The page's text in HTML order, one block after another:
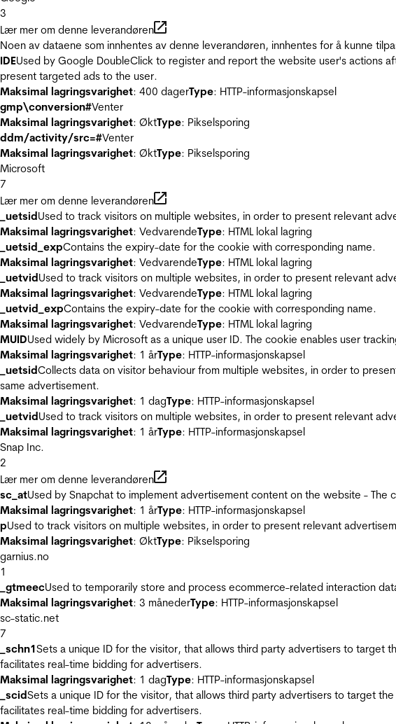
3
Lær mer om denne leverandøren
Noen av dataene som innhentes av denne leverandøren, innhentes for å kunne
IDEUsed by Google DoubleClick to register and report the website user's actions
present targeted ads to the user.
Maksimal lagringsvarighet: 400 dagerType: HTTP-informasjonskapsel
gmp\conversion#Venter
Maksimal lagringsvarighet: ØktType: Pikselsporing
ddm/activity/src=#Venter
Maksimal lagringsvarighet: ØktType: Pikselsporing
Microsoft
7
Lær mer om denne leverandøren
_uetsidUsed to track visitors on multiple websites, in order to present relevant
Maksimal lagringsvarighet: VedvarendeType: HTML lokal lagring
_uetsid_expContains the expiry-date for the cookie with corresponding name.
Maksimal lagringsvarighet: VedvarendeType: HTML lokal lagring
_uetvidUsed to track visitors on multiple websites, in order to present relevant
Maksimal lagringsvarighet: VedvarendeType: HTML lokal lagring
_uetvid_expContains the expiry-date for the cookie with corresponding name.
Maksimal lagringsvarighet: VedvarendeType: HTML lokal lagring
MUIDUsed widely by Microsoft as a unique user ID. The cookie enables user
Maksimal lagringsvarighet: 1 årType: HTTP-informasjonskapsel
_uetsidCollects data on visitor behaviour from multiple websites, in order to
same advertisement.
Maksimal lagringsvarighet: 1 dagType: HTTP-informasjonskapsel
_uetvidUsed to track visitors on multiple websites, in order to present relevant
Maksimal lagringsvarighet: 1 årType: HTTP-informasjonskapsel
Snap Inc.
2
Lær mer om denne leverandøren
sc_atUsed by Snapchat to implement advertisement content on the website -
Maksimal lagringsvarighet: 1 årType: HTTP-informasjonskapsel
pUsed to track visitors on multiple websites, in order to present relevant
Maksimal lagringsvarighet: ØktType: Pikselsporing
garnius.no
1
_gtmeecUsed to temporarily store and process ecommerce-related interaction
Maksimal lagringsvarighet: 3 månederType: HTTP-informasjonskapsel
sc-static.net
7
_schn1Sets a unique ID for the visitor, that allows third party advertisers to target
facilitates real-time bidding for advertisers.
Maksimal lagringsvarighet: 1 dagType: HTTP-informasjonskapsel
_scidSets a unique ID for the visitor, that allows third party advertisers to target
facilitates real-time bidding for advertisers.